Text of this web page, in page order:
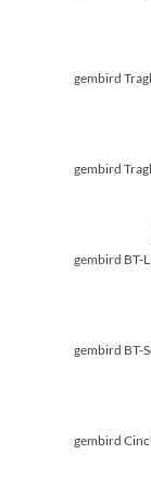
gembird
gembird
gembird BT-
gembird BT-
gembird